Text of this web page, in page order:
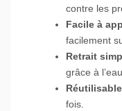
contre les
Facile à
facilement
Retrait
grâce à
fois.